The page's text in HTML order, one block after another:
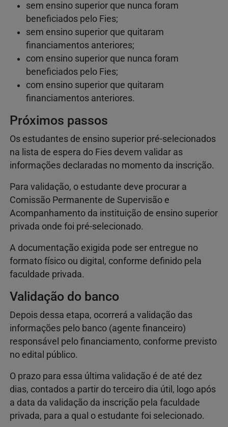
sem ensino superior que nunca foram
beneficiados pelo Fies;
sem ensino superior que quitaram
financiamentos anteriores;
com ensino superior que nunca foram
beneficiados pelo Fies;
com ensino superior que quitaram
financiamentos anteriores.
Próximos passos
Os estudantes de ensino superior pré-selecionados
na lista de espera do Fies devem validar as
informações declaradas no momento da inscrição.​​
​​Para validação, o estudante deve procurar a
Comissão Permanente de Supervisão e
Acompanhamento da instituição de ensino superior
privada onde foi pré-selecionado.
A documentação exigida pode ser entregue no
formato físico ou digital, conforme definido pela
faculdade privada.
Validação do banco
Depois dessa etapa, ocorrerá a validação das
informações pelo banco (agente financeiro)
responsável pelo financiamento, conforme previsto
no edital público.
O prazo para essa última validação é de até dez
dias, contados a partir do terceiro dia útil, logo após
a data da validação da inscrição pela faculdade
privada, para a qual o estudante foi selecionado.